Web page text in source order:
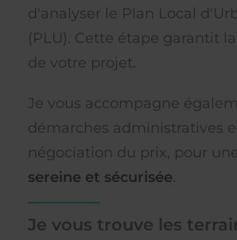
d'analyser le Plan Local
(PLU). Cette étape garantit
de votre projet.
Je vous accompagne
démarches administratives
négociation du prix, pour
sereine et sécurisée.
Je vous trouve les